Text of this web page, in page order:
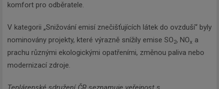
komfort pro odběratele.
V kategorii „Snižování emisí znečišťujících látek do ovzduší“ byly
nominovány projekty, které výrazně snížily emise SO2, NOx a
prachu různými ekologickými opatřeními, změnou paliva nebo
modernizací zdroje.